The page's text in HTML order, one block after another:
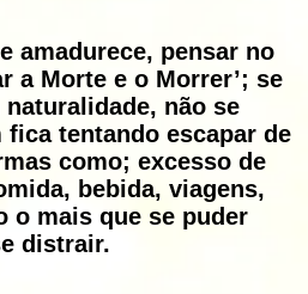
amadurece, pensar no
a Morte e o Morrer’; se
naturalidade, não se
fica tentando escapar de
como; excesso de
bebida, viagens,
o mais que se puder
distrair.